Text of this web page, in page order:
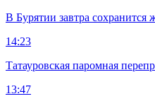
В Бурятии завтра сохранится
14:23
Татауровская паромная
13:47